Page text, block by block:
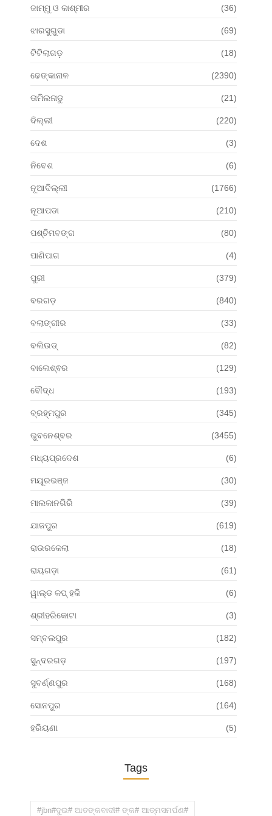
ଜାମ୍ମୁ ଓ କାଶ୍ମୀର (36)
ଝାରସୁଗୁଡା (69)
ଟିଟିଲାଗଡ଼ (18)
ଢେଙ୍କାନାଳ (2390)
ତାମିଲନାଡୁ (21)
ଦିଲ୍ଲୀ (220)
ଦେଶ (3)
ନିବେଶ (6)
ନୂଆଦିଲ୍ଲୀ (1766)
ନୂଆପଡା (210)
ପଶ୍ଚିମବଙ୍ଗ (80)
ପାଣିପାଗ (4)
ପୁରୀ (379)
ବରଗଡ଼ (840)
ବଲାଙ୍ଗୀର (33)
ବଲିଉଡ୍ (82)
ବାଲେଶ୍ଵର (129)
ବୌଦ୍ଧ (193)
ବ୍ରହ୍ମପୁର (345)
ଭୁବନେଶ୍ବର (3455)
ମଧ୍ୟପ୍ରଦେଶ (6)
ମୟୂରଭଞ୍ଜ (30)
ମାଲକାନଗିରି (39)
ଯାଜପୁର (619)
ରାଉରକେଲା (18)
ରାୟଗଡ଼ା (61)
ୱାଲ୍ଡ କପ୍ ହକି (6)
ଶ୍ରୀହରିକୋଟା (3)
ସମ୍ବଲପୁର (182)
ସୁନ୍ଦରଗଡ଼ (197)
ସୁବର୍ଣ୍ଣପୁର (168)
ସୋନପୁର (164)
ହରିୟଣା (5)
Tags
#jbn#ଦୁଇ# ଆତଙ୍କବାଦୀ# ଙ୍କ# ଆତ୍ମସମର୍ପଣ#